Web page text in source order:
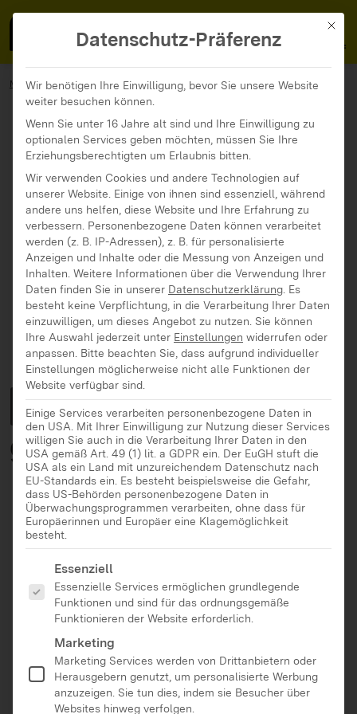
MENÜ
MedienFokus BW Angebote BITTE WAS?!
BITTE WAS?!Kontern
gegen Fake und Hass
Ist ein Programm gegen Hate und Fake im Netz
und für ein respektvolles Miteinander
Richtet sich an Kinder, Jugendliche und
pädagogische Fachkräfte
Das Ziel von BITTE WAS?! ist ein respektvolles
Miteinander – online wie offline. Ganz im Sinne
unserer demokratischen Werte.
Mit
Datenschutz-Präferenz
Wir benötigen Ihre Einwilligung, bevor Sie unsere Website
weiter besuchen können.
Wenn Sie unter 16 Jahre alt sind und Ihre Einwilligung zu
optionalen Services geben möchten, müssen Sie Ihre
Erziehungsberechtigten um Erlaubnis bitten.
Wir verwenden Cookies und andere Technologien auf
unserer Website. Einige von ihnen sind essenziell, während
andere uns helfen, diese Website und Ihre Erfahrung zu
verbessern. Personenbezogene Daten können verarbeitet
werden (z. B. IP-Adressen), z. B. für personalisierte
Anzeigen und Inhalte oder die Messung von Anzeigen und
Inhalten. Weitere Informationen über die Verwendung Ihrer
Daten finden Sie in unserer Datenschutzerklärung Es
besteht keine Verpflichtung, in die Verarbeitung Ihrer Daten
einzuwilligen, um dieses Angebot zu nutzen. Sie können
Ihre Auswahl jederzeit unter Einstellungen widerrufen oder
anpassen. Bitte beachten Sie, dass aufgrund individueller
Einstellungen möglicherweise nicht alle Funktionen der
Website verfügbar sind.
Einige Services verarbeiten personenbezogene Daten in
den USA. Mit Ihrer Einwilligung zur Nutzung dieser Services
willigen Sie auch in die Verarbeitung Ihrer Daten in den
USA gemäß Art. 49 (1) lit. a GDPR ein. Der EuGH stuft die
USA als ein Land mit unzureichendem Datenschutz nach
EU-Standards ein. Es besteht beispielsweise die Gefahr,
dass US-Behörden personenbezogene Daten in
Überwachungsprogrammen verarbeiten, ohne dass für
Europäerinnen und Europäer eine Klagemöglichkeit
besteht.
Es folgt eine Liste der Service-Gruppen, für die eine
Essenziell
Essenzielle Services ermöglichen grundlegende
Funktionen und sind für das ordnungsgemäße
Funktionieren der Website erforderlich.
Marketing
Marketing Services werden von Drittanbietern oder
Herausgebern genutzt, um personalisierte Werbung
anzuzeigen. Sie tun dies, indem sie Besucher über
Websites hinweg verfolgen.